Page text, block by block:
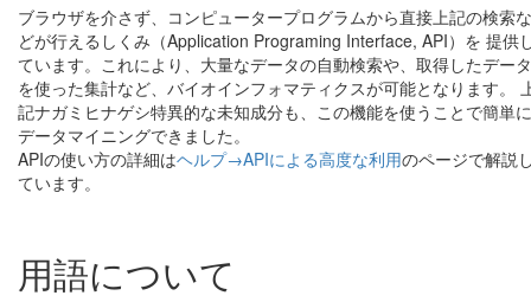
ブラウザを介さず、コンピュータープログラムから直接上記の検索な
どが行えるしくみ（Application Programing Interface, API）を 提供
ています。これにより、大量なデータの自動検索や、取得したデータ
を使った集計など、バイオインフォマティクスが可能となります。
記ナガミヒナゲシ特異的な未知成分も、この機能を使うことで簡単に
データマイニングできました。
APIの使い方の詳細はヘルプ→APIによる高度な利用のページで解説
ています。
用語について